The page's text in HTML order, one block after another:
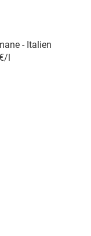
- Italien
l